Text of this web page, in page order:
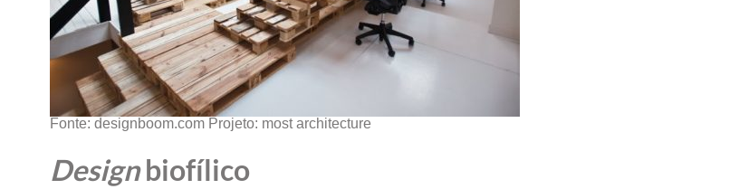
Fonte: designboom.com Projeto: most architecture
Designbiofílico